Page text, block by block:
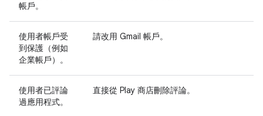
帳戶。
使用者帳戶受
到保護（例如
企業帳戶）。
請改用 Gmail 帳戶。
使用者已評論
過應用程式。
直接從 Play 商店刪除評論。